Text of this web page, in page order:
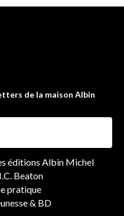
de la maison Albin
éditions Albin Michel
Beaton
pratique
& BD